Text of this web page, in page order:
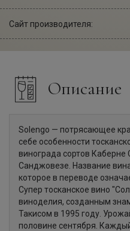
Сайт производителя:
Описание
Solengo — потрясающее
себе особенности
винограда сортов
Санджовезе. Название
которое в переводе
Супер тосканское вино
виноделия, созданным
Такисом в 1995 году.
половине сентября.